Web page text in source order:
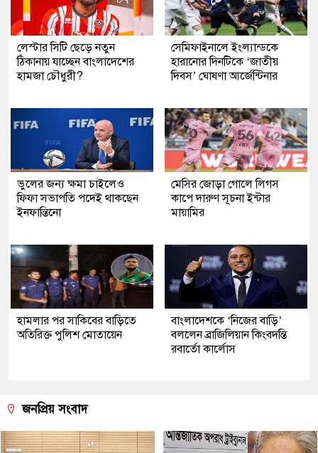
লেস্টার সিটি ছেড়ে নতুন
ঠিকানায় যাচ্ছেন বাংলাদেশের
হামজা চৌধুরী?
সেমিফাইনালে ইংল্যান্ডকে
হারানোর দিনটিকে ‘জাতীয়
দিবস’ ঘোষণা আর্জেন্টিনার
ভুলের জন্য ক্ষমা চাইলেও
ফিফা সভাপতি পদেই থাকছেন
ইনফান্তিনো
মেসির জোড়া গোলে লিগস
কাপে দারুণ সূচনা ইন্টার
মায়ামির
হামলার পর সাকিবের বাড়িতে
অতিরিক্ত পুলিশ মোতায়েন
বাংলাদেশকে ‘নিজের বাড়ি’
বললেন ব্রাজিলিয়ান কিংবদন্তি
রবার্তো কার্লোস
জনপ্রিয় সংবাদ